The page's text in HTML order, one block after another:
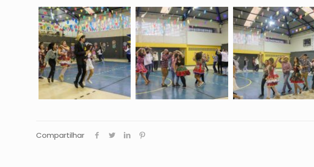
Compartilhar